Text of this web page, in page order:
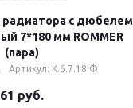
с дюбелем
7*180 мм ROMMER
(пара)
Артикул: К.6.7.18.Ф
61 руб.